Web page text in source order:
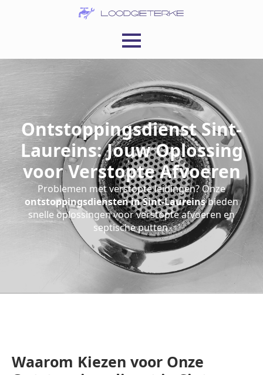
Ontstoppingsdienst Sint-
Laureins: Jouw Oplossing
voor Verstopte Afvoeren
Problemen met verstopte leidingen? Onze
ontstoppingsdiensten in Sint-Laureinsbieden
snelle oplossingen voor verstopte afvoeren en
septische putten.
Waarom Kiezen voor Onze